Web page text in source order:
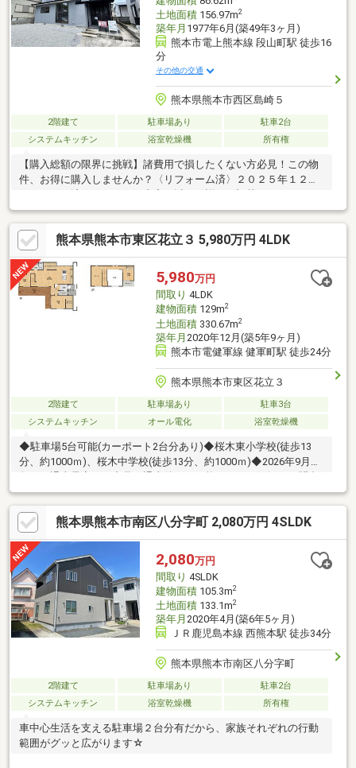
土地面積156.97m2
築年月 1977年6月(築49年3ヶ月)
熊本市電上熊本線 段山町駅 徒歩16
分
その他の交通
熊本県熊本市西区島崎５
2階建て 駐車場あり
駐車2台
システムキッチン
浴室乾燥機 所有権
【購入総額の限界に挑戦】諸費用で損したくない方必見！この物
件、お得に購入しませんか？〈リフォーム済〉２０２５年１２月
す。〈周辺環境良好〉便利な街で心地よく。毎日のお買い物や通
学がスムーズで安心。〈暖かな陽が差し込むリビング〉大きな窓
はリビングの主役。部屋も広く感じさせてくれます。〈スーパー
まで徒歩７分〉もう買い忘れも怖くない！【内覧ツアー】 熊本県
全域の気になる物件を全て弊社でまとめてご内覧いただけます水
曜日や１８時以降、お仕事終わりの内覧も柔軟に対応！物件選び
からお引渡しまで『ハウスドゥ熊本桜町』が全力でサポートしま
熊本県熊本市東区花立３ 5,980万円 4LDK
5,980万円
間取り 4LDK
建物面積129m2
土地面積330.67m2
築年月 2020年12月(築5年9ヶ月)
熊本市電健軍線 健軍町駅 徒歩24分
熊本県熊本市東区花立３
2階建て 駐車場あり
駐車3台
システムキッチン
オール電化 浴室乾燥機
◆駐車場5台可能(カーポート2台分あり)◆桜木東小学校(徒歩13
分、約1000ｍ)、桜木中学校(徒歩13分、約1000ｍ)◆2026年9月下
せ下さいませ♪
熊本県熊本市南区八分字町 2,080万円 4SLDK
2,080万円
間取り 4SLDK
建物面積105.3m2
土地面積133.1m2
築年月 2020年4月(築6年5ヶ月)
ＪＲ鹿児島本線 西熊本駅 徒歩34分
熊本県熊本市南区八分字町
2階建て 駐車場あり
駐車2台
システムキッチン
浴室乾燥機 所有権
車中心生活を支える駐車場２台分有だから、家族それぞれの行動
範囲がグッと広がります☆